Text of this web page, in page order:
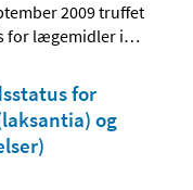
2009 truffet
for lægemidler i…
for
og